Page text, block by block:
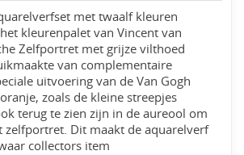
met twaalf kleuren
kleurenpalet van Vincent van
Zelfportret met grijze vilthoed
van complementaire
uitvoering van de Van Gogh
zoals de kleine streepjes
terug te zien zijn in de aureool om
zelfportret. Dit maakt de aquarelverf
collectors item